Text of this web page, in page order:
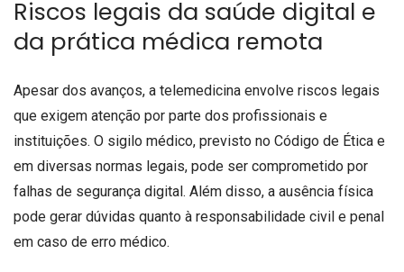
Riscos legais da saúde digital e
da prática médica remota
Apesar dos avanços, a telemedicina envolve riscos legais
que exigem atenção por parte dos profissionais e
instituições. O sigilo médico, previsto no Código de Ética e
em diversas normas legais, pode ser comprometido por
falhas de segurança digital. Além disso, a ausência física
pode gerar dúvidas quanto à responsabilidade civil e penal
em caso de erro médico.